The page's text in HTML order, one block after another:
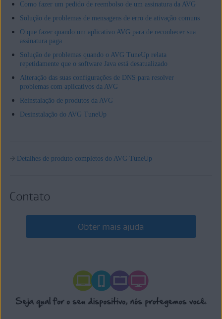
Como fazer um pedido de reembolso de um assinatura da AVG
Solução de problemas de mensagens de erro de ativação comuns
O que fazer quando um aplicativo AVG para de reconhecer sua
assinatura paga
Solução de problemas quando o AVG TuneUp relata
repetidamente que o software Java está desatualizado
Alteração das suas configurações de DNS para resolver
problemas com aplicativos da AVG
Reinstalação de produtos da AVG
Desinstalação do AVG TuneUp
Detalhes de produto completos do AVG TuneUp
Contato
Obter mais ajuda